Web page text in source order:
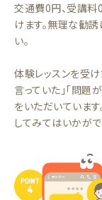
交通費0円、受講料
けます。無理な勧
い。
体験レッスンを受け
言っていた」「問題
をいただいていま
してみてはいかがで